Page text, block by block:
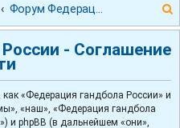
- Соглашение
«Федерация гандбола России» и
«наш», «Федерация гандбола
и phpBB (в дальнейшем «они»,